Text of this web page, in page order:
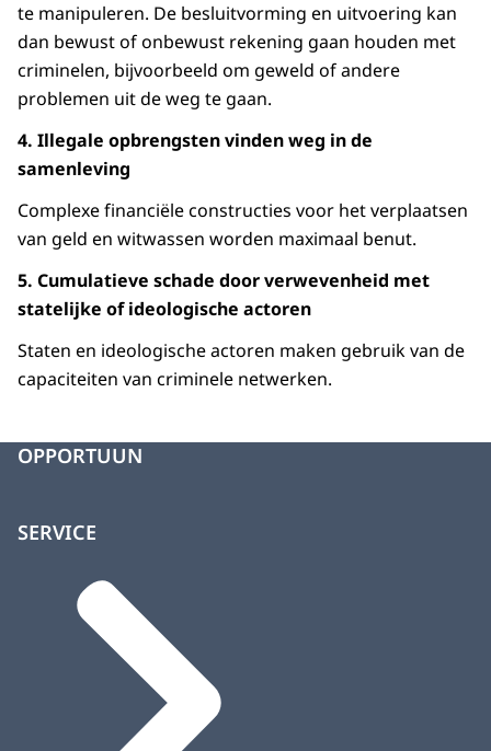
te manipuleren. De besluitvorming en uitvoering kan
dan bewust of onbewust rekening gaan houden met
criminelen, bijvoorbeeld om geweld of andere
problemen uit de weg te gaan.
4. Illegale opbrengsten vinden weg in de
samenleving
Complexe financiële constructies voor het verplaatsen
van geld en witwassen worden maximaal benut.
5. Cumulatieve schade door verwevenheid met
statelijke of ideologische actoren
Staten en ideologische actoren maken gebruik van de
capaciteiten van criminele netwerken.
OPPORTUUN
SERVICE